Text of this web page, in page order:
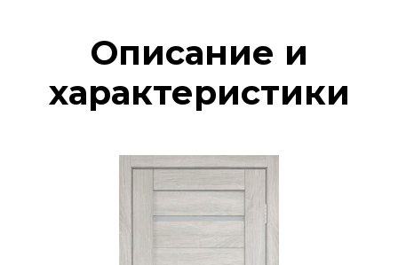
Описание и
характеристики